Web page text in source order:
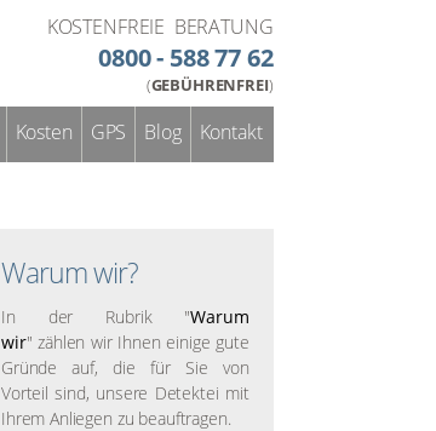
KOSTENFREIE BERATUNG
0800 - 588 77 62
(GEBÜHRENFREI)
Kos­ten GPS Blog Kon­takt
Warum wir?
In der Rubrik "Warum
wir" zählen wir Ihnen einige gute
Gründe auf, die für Sie von
Vorteil sind, unsere Detektei mit
Ihrem Anliegen zu beauftragen.